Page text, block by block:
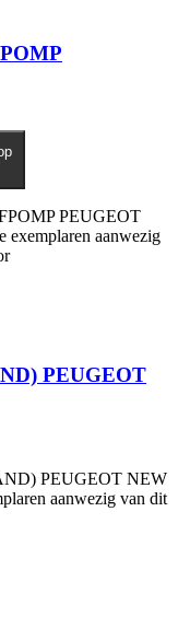
PEUGEOT
aanwezig
PEUGEOT
PEUGEOT NEW
aanwezig van dit